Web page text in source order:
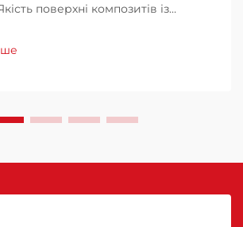
поверхні композитів із
ключову роль як у естетичному, так
аспектах. Засоби розділення